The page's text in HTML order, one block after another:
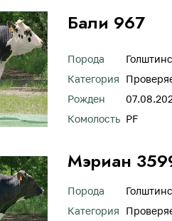
Бали 967
Порода
Категория
Рожден
Комолость PF
Мэриан
Порода
Категория